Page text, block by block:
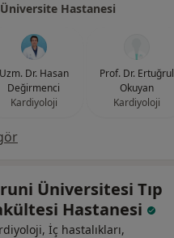
Hastanesi
Uzm. Dr. Hasan
Değirmenci
Kardiyoloji
Prof. Dr. Ertuğrul
Okuyan
Kardiyoloji
Üniversitesi Tıp
Hastanesi
İç hastalıkları,